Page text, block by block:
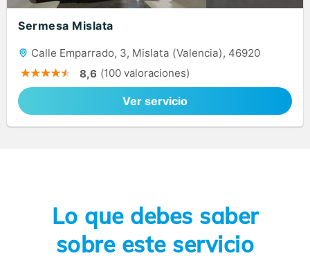
Sermesa Mislata
Calle Emparrado, 3, Mislata (Valencia), 46920
8,6 (100 valoraciones)
Ver servicio
Lo que debes saber
sobre este servicio